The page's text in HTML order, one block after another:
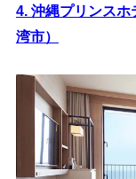
4. 沖縄プリンス
湾市）